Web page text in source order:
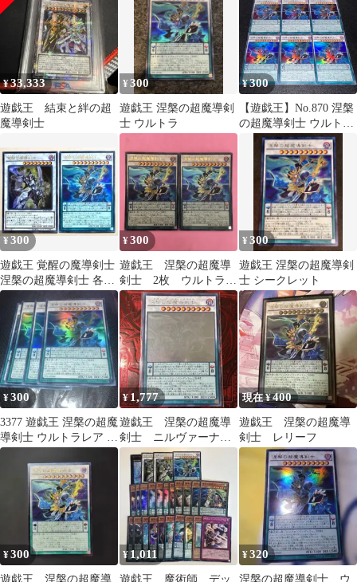
¥33,333
遊戯王 結束と絆の超
魔導剣士
¥300
遊戯王 涅槃の超魔導剣
士 ウルトラ
¥300
【遊戯王】No.870 涅槃
の超魔導剣士 ウルトラ
レア 計6枚
¥300
遊戯王 覚醒の魔導剣士
涅槃の超魔導剣士 各1
枚 ウルトラ f
¥300
遊戯王 涅槃の超魔導
剣士 2枚 ウルトラレ
ア
¥300
遊戯王 涅槃の超魔導剣
士 シークレット
¥300
3377 遊戯王 涅槃の超魔
導剣士 ウルトラレア 4
枚 TDIL
¥1,777
遊戯王 涅槃の超魔導
剣士 ニルヴァーナハ
イパラディン ホロ
現在 ¥400
遊戯王 涅槃の超魔導
剣士 レリーフ
¥300
遊戯王 涅槃の超魔導
¥1,011
遊戯王 魔術師 デッ
¥320
涅槃の超魔導剣士 ウ